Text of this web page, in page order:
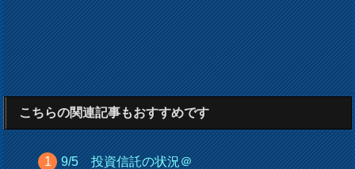
こちらの関連記事もおすすめです
9/5 投資信託の状況＠